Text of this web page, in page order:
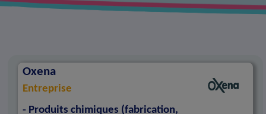
Oxena
Entreprise
- Produits chimiques (fabrication,